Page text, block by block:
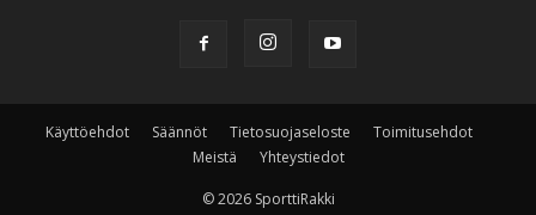
Käyttöehdot Säännöt Tietosuojaseloste
Toimitusehdot
Meistä
Yhteystiedot
© 2026 SporttiRakki